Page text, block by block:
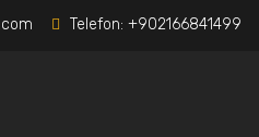
Telefon: +902166841499